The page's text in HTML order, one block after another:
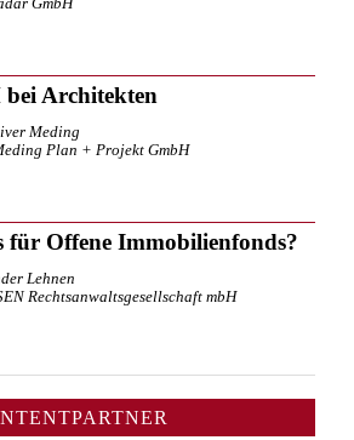
GmbH
Architekten
Meding
Plan + Projekt GmbH
für Offene Immobilienfonds?
Lehnen
Rechtsanwaltsgesellschaft mbH